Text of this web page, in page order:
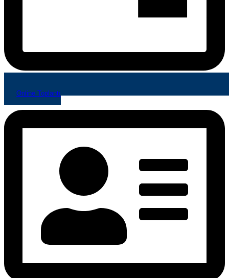
Online Toplantı